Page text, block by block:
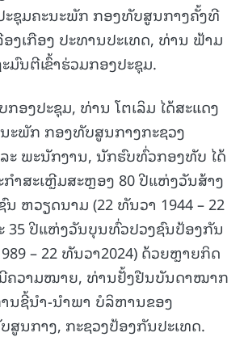
ະຊຸມຄະນະພັກ ກອງທັບສູນກາງຄັ້ງທີ
ອງເກືອງ ປະທານປະເທດ, ທ່ານ ຟ້າມ
ມົນຕີເຂົ້າຮ່ວມກອງປະຊຸມ.
ອງປະຊຸມ, ທ່ານ ໂຕເລິມ ໄດ້ສະແດງ
ະພັກ ກອງທັບສູນກາງກະຊວງ
ະ ພະນັກງານ, ນັກຮົບທົ່ວກອງທັບ ໄດ້
ຳສະເຫຼີມສະຫຼອງ 80 ປີແຫ່ງວັນສ້າງ
ຫວຽດນາມ (22 ທັນວາ 1944 – 22
35 ປີແຫ່ງວັນບຸນທົ່ວປວງຊົນປ້ອງກັນ
– 22 ທັນວາ2024) ດ້ວຍຫຼາຍກິດ
ຄວາມໝາຍ, ທ່ານຢັ້ງຢືນບັນດາໝາກ
ນຊີ້ນຳ-ນຳພາ ບໍລິຫານຂອງ
ນກາງ, ກະຊວງປ້ອງກັນປະເທດ.